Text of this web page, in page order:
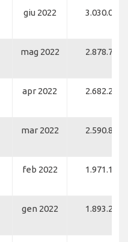
giu 2022 3.030.001
mag 2022 2.878.700
apr 2022 2.682.270
mar 2022 2.590.838
feb 2022 1.971.102
gen 2022 1.893.249